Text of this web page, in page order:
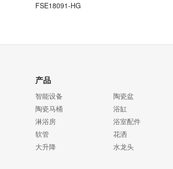
FSE18091-HG
产品
智能设备
陶瓷盆
陶瓷马桶
浴缸
淋浴房
浴室配件
软管
花洒
大升降
水龙头